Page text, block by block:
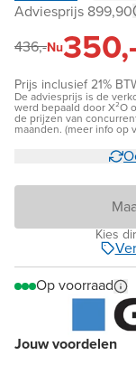
Jouw voordelen
Adviesprijs 899,90
436,-Nu
Prijs inclusief 21%
De adviesprijs is de
werd bepaald door X²O
de prijzen van
maanden. (meer info op
Kies
Op voorraad